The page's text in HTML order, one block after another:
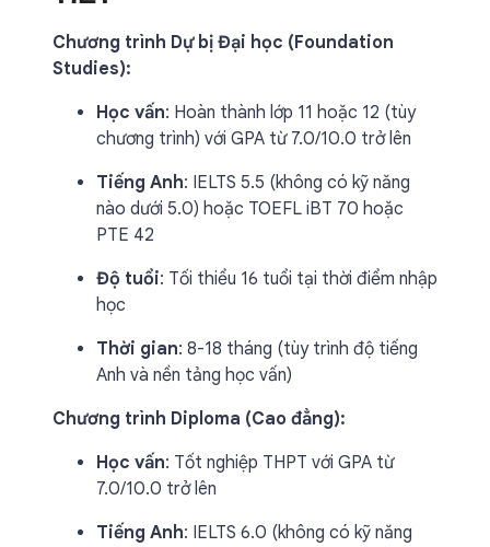
Chương trình Dự bị Đại học (Foundation
Studies):
Học vấn: Hoàn thành lớp 11 hoặc 12 (tùy
chương trình) với GPA từ 7.0/10.0 trở lên
Tiếng Anh: IELTS 5.5 (không có kỹ năng
nào dưới 5.0) hoặc TOEFL iBT 70 hoặc
PTE 42
Độ tuổi: Tối thiểu 16 tuổi tại thời điểm nhập
học
Thời gian: 8-18 tháng (tùy trình độ tiếng
Anh và nền tảng học vấn)
Chương trình Diploma (Cao đẳng):
Học vấn: Tốt nghiệp THPT với GPA từ
7.0/10.0 trở lên
Tiếng Anh: IELTS 6.0 (không có kỹ năng